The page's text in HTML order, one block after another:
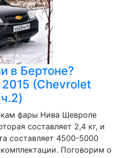
в Бертоне?
(Chevrolet
фары Нива Шевроле
составляет 2,4 кг, и
составляет 4500-5000
Поговорим о